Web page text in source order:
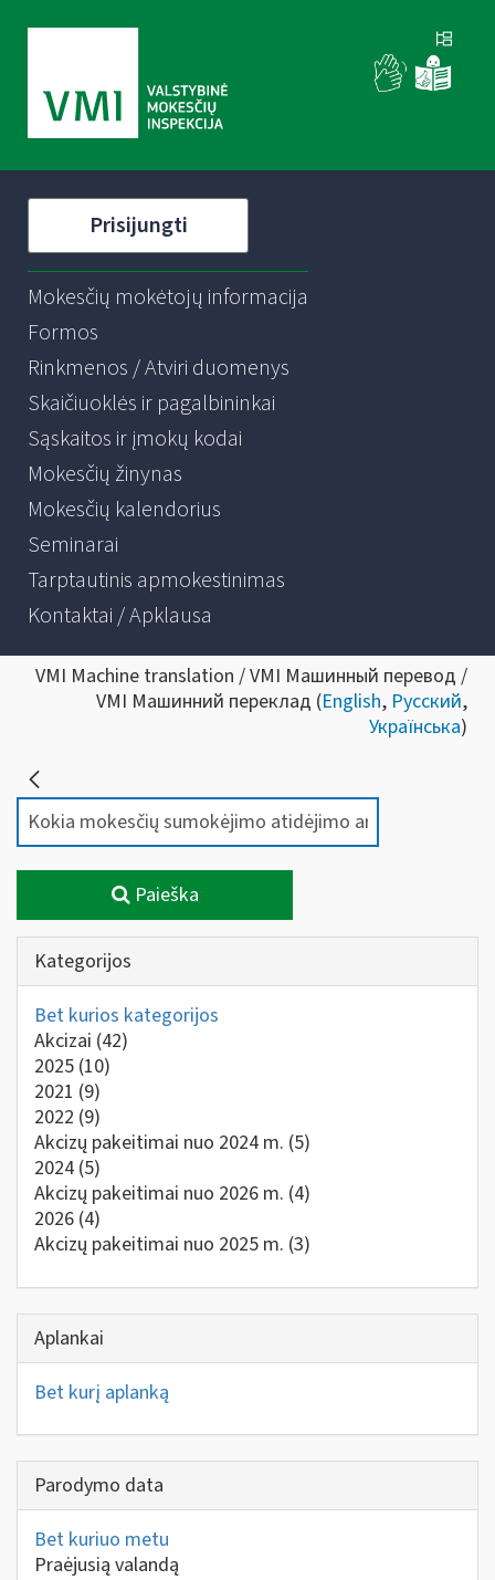
Prisijungti
Mokesčių mokėtojų informacija
Formos
Rinkmenos / Atviri duomenys
Skaičiuoklės ir pagalbininkai
Sąskaitos ir įmokų kodai
Mokesčių žinynas
Mokesčių kalendorius
Seminarai
Tarptautinis apmokestinimas
Kontaktai / Apklausa
VMI Machine translation / VMI Машинный перевод /
VMI Машинний переклад (English, Русский,
Українська)
Paieška
Kategorijos
Bet kurios kategorijos
Akcizai (42)
2025 (10)
2021 (9)
2022 (9)
Akcizų pakeitimai nuo 2024 m. (5)
2024 (5)
Akcizų pakeitimai nuo 2026 m. (4)
2026 (4)
Akcizų pakeitimai nuo 2025 m. (3)
Aplankai
Bet kurį aplanką
Parodymo data
Bet kuriuo metu
Praėjusią valandą